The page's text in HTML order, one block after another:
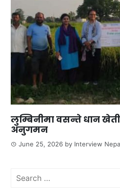
लुम्बिनीमा वसन्ते धान
अनुगमन
June 25, 2026 by Interview
Search